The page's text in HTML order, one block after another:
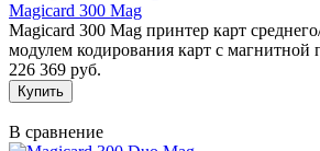
Magicard 300 Mag
Magicard 300 Mag принтер карт
модулем кодирования карт с магнитной
226 369 руб.
В сравнение